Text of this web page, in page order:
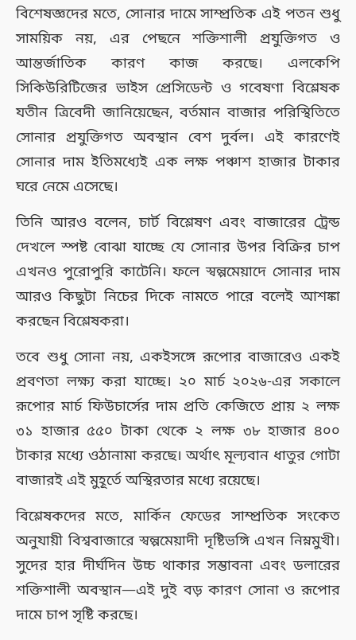
বিশেষজ্ঞদের মতে, সোনার দামে সাম্প্রতিক এই পতন শুধু
সাময়িক নয়, এর পেছনে শক্তিশালী প্রযুক্তিগত ও
আন্তর্জাতিক কারণ কাজ করছে। এলকেপি
সিকিউরিটিজের ভাইস প্রেসিডেন্ট ও গবেষণা বিশ্লেষক
যতীন ত্রিবেদী জানিয়েছেন, বর্তমান বাজার পরিস্থিতিতে
সোনার প্রযুক্তিগত অবস্থান বেশ দুর্বল। এই কারণেই
সোনার দাম ইতিমধ্যেই এক লক্ষ পঞ্চাশ হাজার টাকার
ঘরে নেমে এসেছে।
তিনি আরও বলেন, চার্ট বিশ্লেষণ এবং বাজারের ট্রেন্ড
দেখলে স্পষ্ট বোঝা যাচ্ছে যে সোনার উপর বিক্রির চাপ
এখনও পুরোপুরি কাটেনি। ফলে স্বল্পমেয়াদে সোনার দাম
আরও কিছুটা নিচের দিকে নামতে পারে বলেই আশঙ্কা
করছেন বিশ্লেষকরা।
তবে শুধু সোনা নয়, একইসঙ্গে রূপোর বাজারেও একই
প্রবণতা লক্ষ্য করা যাচ্ছে। ২০ মার্চ ২০২৬-এর সকালে
রূপোর মার্চ ফিউচার্সের দাম প্রতি কেজিতে প্রায় ২ লক্ষ
৩১ হাজার ৫৫০ টাকা থেকে ২ লক্ষ ৩৮ হাজার ৪০০
টাকার মধ্যে ওঠানামা করছে। অর্থাৎ মূল্যবান ধাতুর গোটা
বাজারই এই মুহূর্তে অস্থিরতার মধ্যে রয়েছে।
বিশ্লেষকদের মতে, মার্কিন ফেডের সাম্প্রতিক সংকেত
অনুযায়ী বিশ্ববাজারে স্বল্পমেয়াদী দৃষ্টিভঙ্গি এখন নিম্নমুখী।
সুদের হার দীর্ঘদিন উচ্চ থাকার সম্ভাবনা এবং ডলারের
শক্তিশালী অবস্থান—এই দুই বড় কারণ সোনা ও রূপোর
দামে চাপ সৃষ্টি করছে।